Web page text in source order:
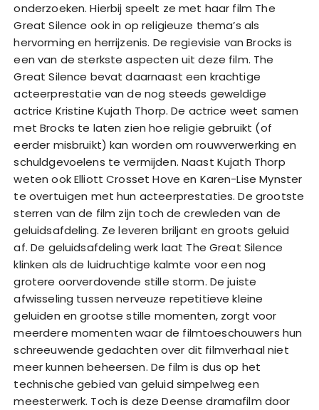
onderzoeken. Hierbij speelt ze met haar film The
Great Silence ook in op religieuze thema’s als
hervorming en herrijzenis. De regievisie van Brocks is
een van de sterkste aspecten uit deze film. The
Great Silence bevat daarnaast een krachtige
acteerprestatie van de nog steeds geweldige
actrice Kristine Kujath Thorp. De actrice weet samen
met Brocks te laten zien hoe religie gebruikt (of
eerder misbruikt) kan worden om rouwverwerking en
schuldgevoelens te vermijden. Naast Kujath Thorp
weten ook Elliott Crosset Hove en Karen-Lise Mynster
te overtuigen met hun acteerprestaties. De grootste
sterren van de film zijn toch de crewleden van de
geluidsafdeling. Ze leveren briljant en groots geluid
af. De geluidsafdeling werk laat The Great Silence
klinken als de luidruchtige kalmte voor een nog
grotere oorverdovende stille storm. De juiste
afwisseling tussen nerveuze repetitieve kleine
geluiden en grootse stille momenten, zorgt voor
meerdere momenten waar de filmtoeschouwers hun
schreeuwende gedachten over dit filmverhaal niet
meer kunnen beheersen. De film is dus op het
technische gebied van geluid simpelweg een
meesterwerk. Toch is deze Deense dramafilm door